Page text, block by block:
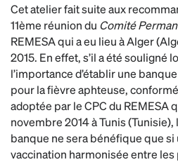
Cet atelier fait suite aux
11ème réunion du Comité
REMESA qui a eu lieu à Alger
2015. En effet, s’il a été souligné
l’importance d’établir une
pour la fièvre aphteuse,
adoptée par le CPC du REMESA
novembre 2014 à Tunis
banque ne sera bénéfique que si
vaccination harmonisée entre